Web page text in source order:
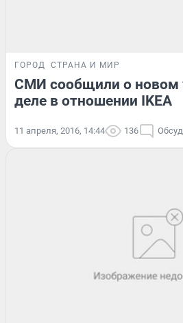
ГОРОД СТРАНА И МИР
СМИ сообщили о новом
деле в отношении IKEA
11 апреля, 2016, 14:44 136